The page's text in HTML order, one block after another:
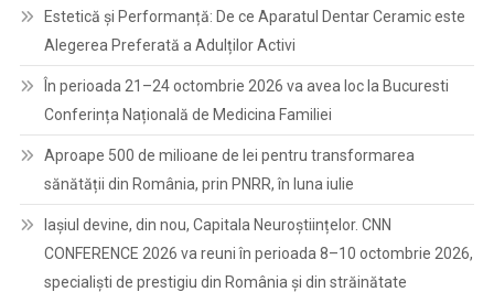
Estetică și Performanță: De ce Aparatul Dentar Ceramic este
Alegerea Preferată a Adulților Activi
În perioada 21–24 octombrie 2026 va avea loc la Bucuresti
Conferința Națională de Medicina Familiei
Aproape 500 de milioane de lei pentru transformarea
sănătății din România, prin PNRR, în luna iulie
Iașiul devine, din nou, Capitala Neuroștiințelor. CNN
CONFERENCE 2026 va reuni în perioada 8–10 octombrie 2026,
specialiști de prestigiu din România și din străinătate